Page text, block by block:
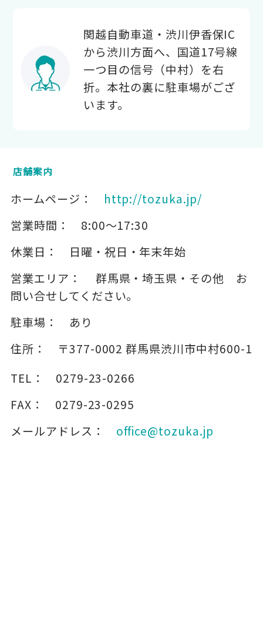
関越自動車道・渋川伊香保IC
から渋川方面へ、国道17号線
一つ目の信号（中村）を右
折。本社の裏に駐車場がござ
います。
店舗案内
ホームページ：
http://tozuka.jp/
営業時間：
8:00～17:30
休業日：
日曜・祝日・年末年始
営業エリア：
群馬県・埼玉県・その他 お
問い合せしてください。
駐車場：
あり
住所：
〒377-0002 群馬県渋川市中村600-1
TEL：
0279-23-0266
FAX：
0279-23-0295
メールアドレス：
office@tozuka.jp